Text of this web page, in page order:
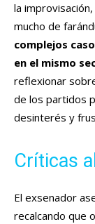
la
mucho de
complejos
en el mismo
reflexionar
de los partidos
desinterés y
Críticas
El exsenador
recalcando que